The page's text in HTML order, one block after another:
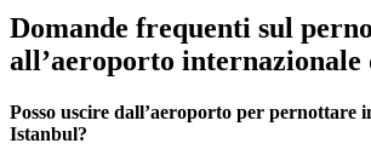
Domande frequenti sul
all’aeroporto
Posso uscire dall’aeroporto per pernottare
Istanbul?